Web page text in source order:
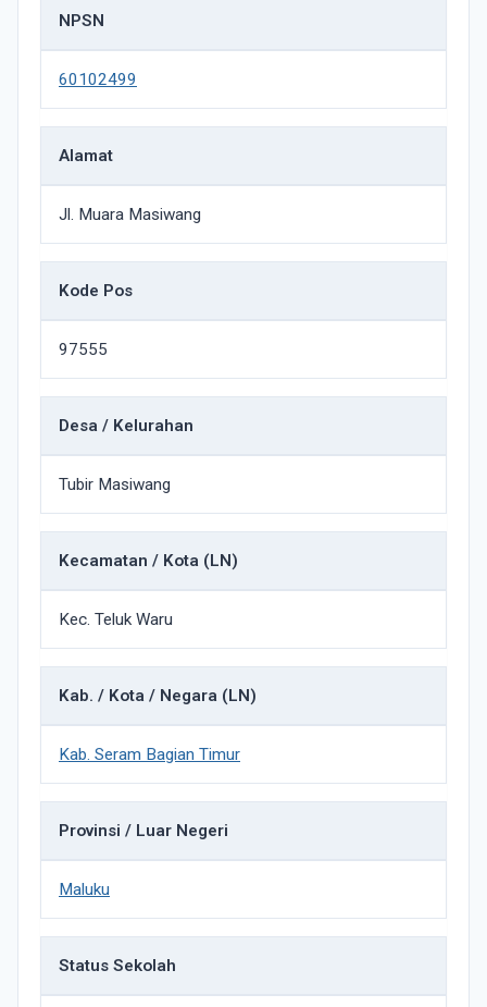
NPSN
60102499
Alamat
Jl. Muara Masiwang
Kode Pos
97555
Desa / Kelurahan
Tubir Masiwang
Kecamatan / Kota (LN)
Kec. Teluk Waru
Kab. / Kota / Negara (LN)
Kab. Seram Bagian Timur
Provinsi / Luar Negeri
Maluku
Status Sekolah